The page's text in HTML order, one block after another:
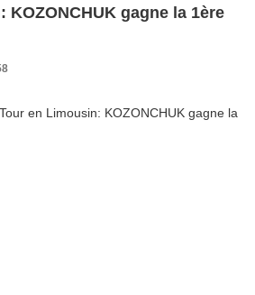
KOZONCHUK gagne la 1ère